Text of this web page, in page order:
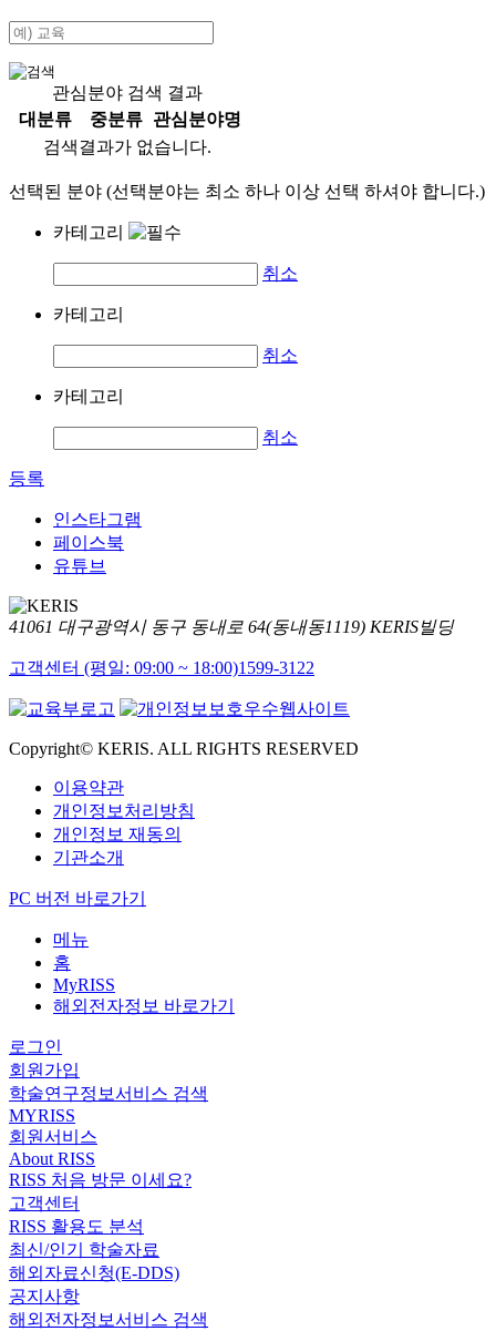
관심분야 검색 결과
대분류
중분류
관심분야명
검색결과가 없습니다.
선택된 분야 (선택분야는 최소 하나 이상 선택 하셔야 합니다.)
카테고리
취소
카테고리
취소
카테고리
취소
등록
인스타그램
페이스북
유튜브
41061 대구광역시 동구 동내로 64(동내동1119) KERIS빌딩
고객센터 (평일: 09:00 ~ 18:00)1599-3122
Copyright© KERIS. ALL RIGHTS RESERVED
이용약관
개인정보처리방침
개인정보 재동의
기관소개
PC 버전 바로가기
메뉴
홈
MyRISS
해외전자정보 바로가기
로그인
회원가입
학술연구정보서비스 검색
MYRISS
회원서비스
About RISS
RISS 처음 방문 이세요?
고객센터
RISS 활용도 분석
최신/인기 학술자료
해외자료신청(E-DDS)
공지사항
해외전자정보서비스 검색